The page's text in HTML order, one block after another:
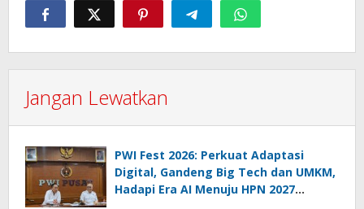
Jangan Lewatkan
PWI Fest 2026: Perkuat Adaptasi
Digital, Gandeng Big Tech dan UMKM,
Hadapi Era AI Menuju HPN 2027